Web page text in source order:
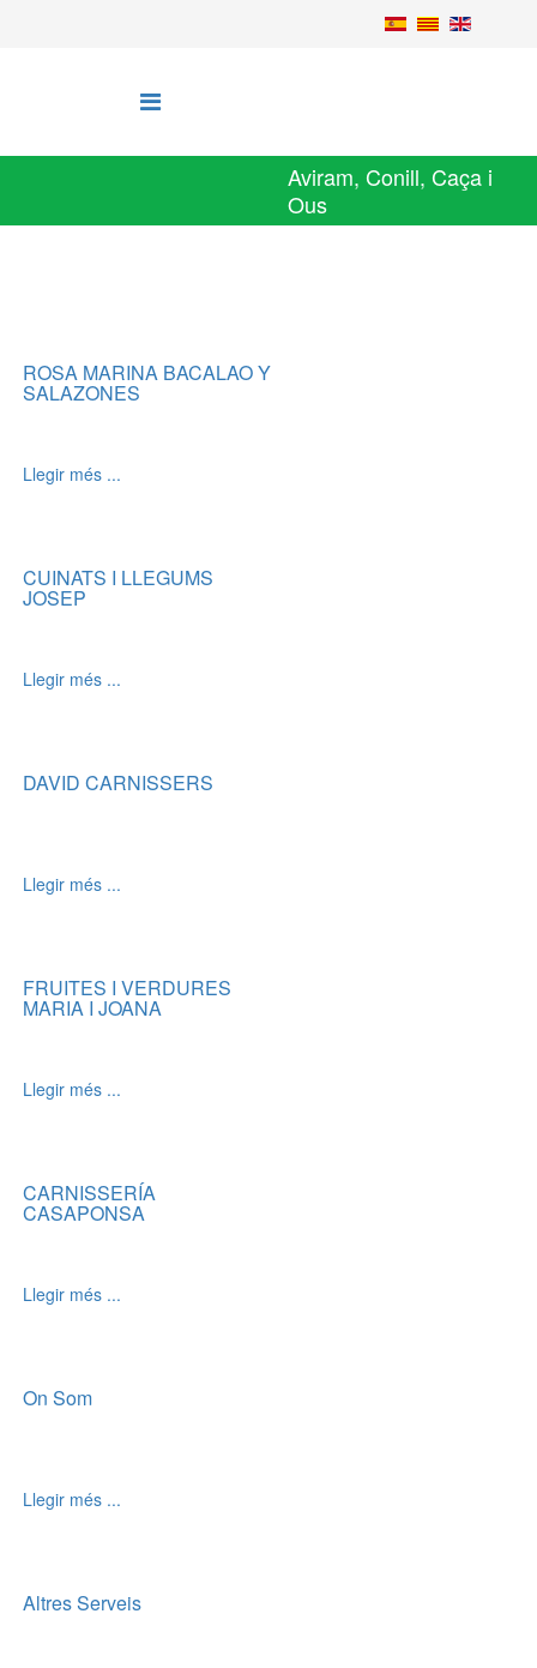
Aviram, Conill, Caça i
Ous
ROSA MARINA BACALAO Y
SALAZONES
Llegir més ...
CUINATS I LLEGUMS
JOSEP
Llegir més ...
DAVID CARNISSERS
Llegir més ...
FRUITES I VERDURES
MARIA I JOANA
Llegir més ...
CARNISSERÍA
CASAPONSA
Llegir més ...
On Som
Llegir més ...
Altres Serveis